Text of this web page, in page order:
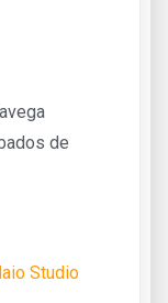
de
Studio